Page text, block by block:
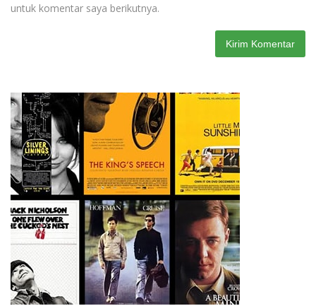
untuk komentar saya berikutnya.